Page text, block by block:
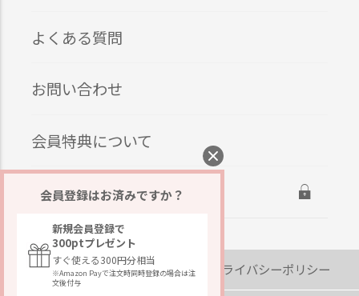
よくある質問
お問い合わせ
会員特典について
ログイン
会社概要 プライバシーポリシー
会員登録はお済みですか？
新規会員登録で
300ptプレゼント
すぐ使える300円分相当
※Amazon Payで注文時同時登録の場合は注
文後付与